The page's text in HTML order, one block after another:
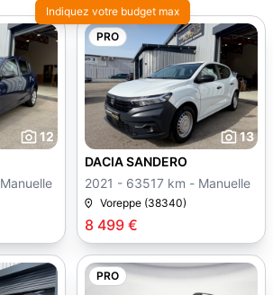
Indiquez votre budget max
12
2021 - 50967 km - Manuelle
PRO
13
8 499 €
DACIA SANDERO
2021 - 63517 km - Manuelle
Voreppe (38340)
PRO